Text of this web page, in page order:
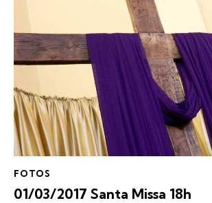
FOTOS
01/03/2017 Santa Missa 18h